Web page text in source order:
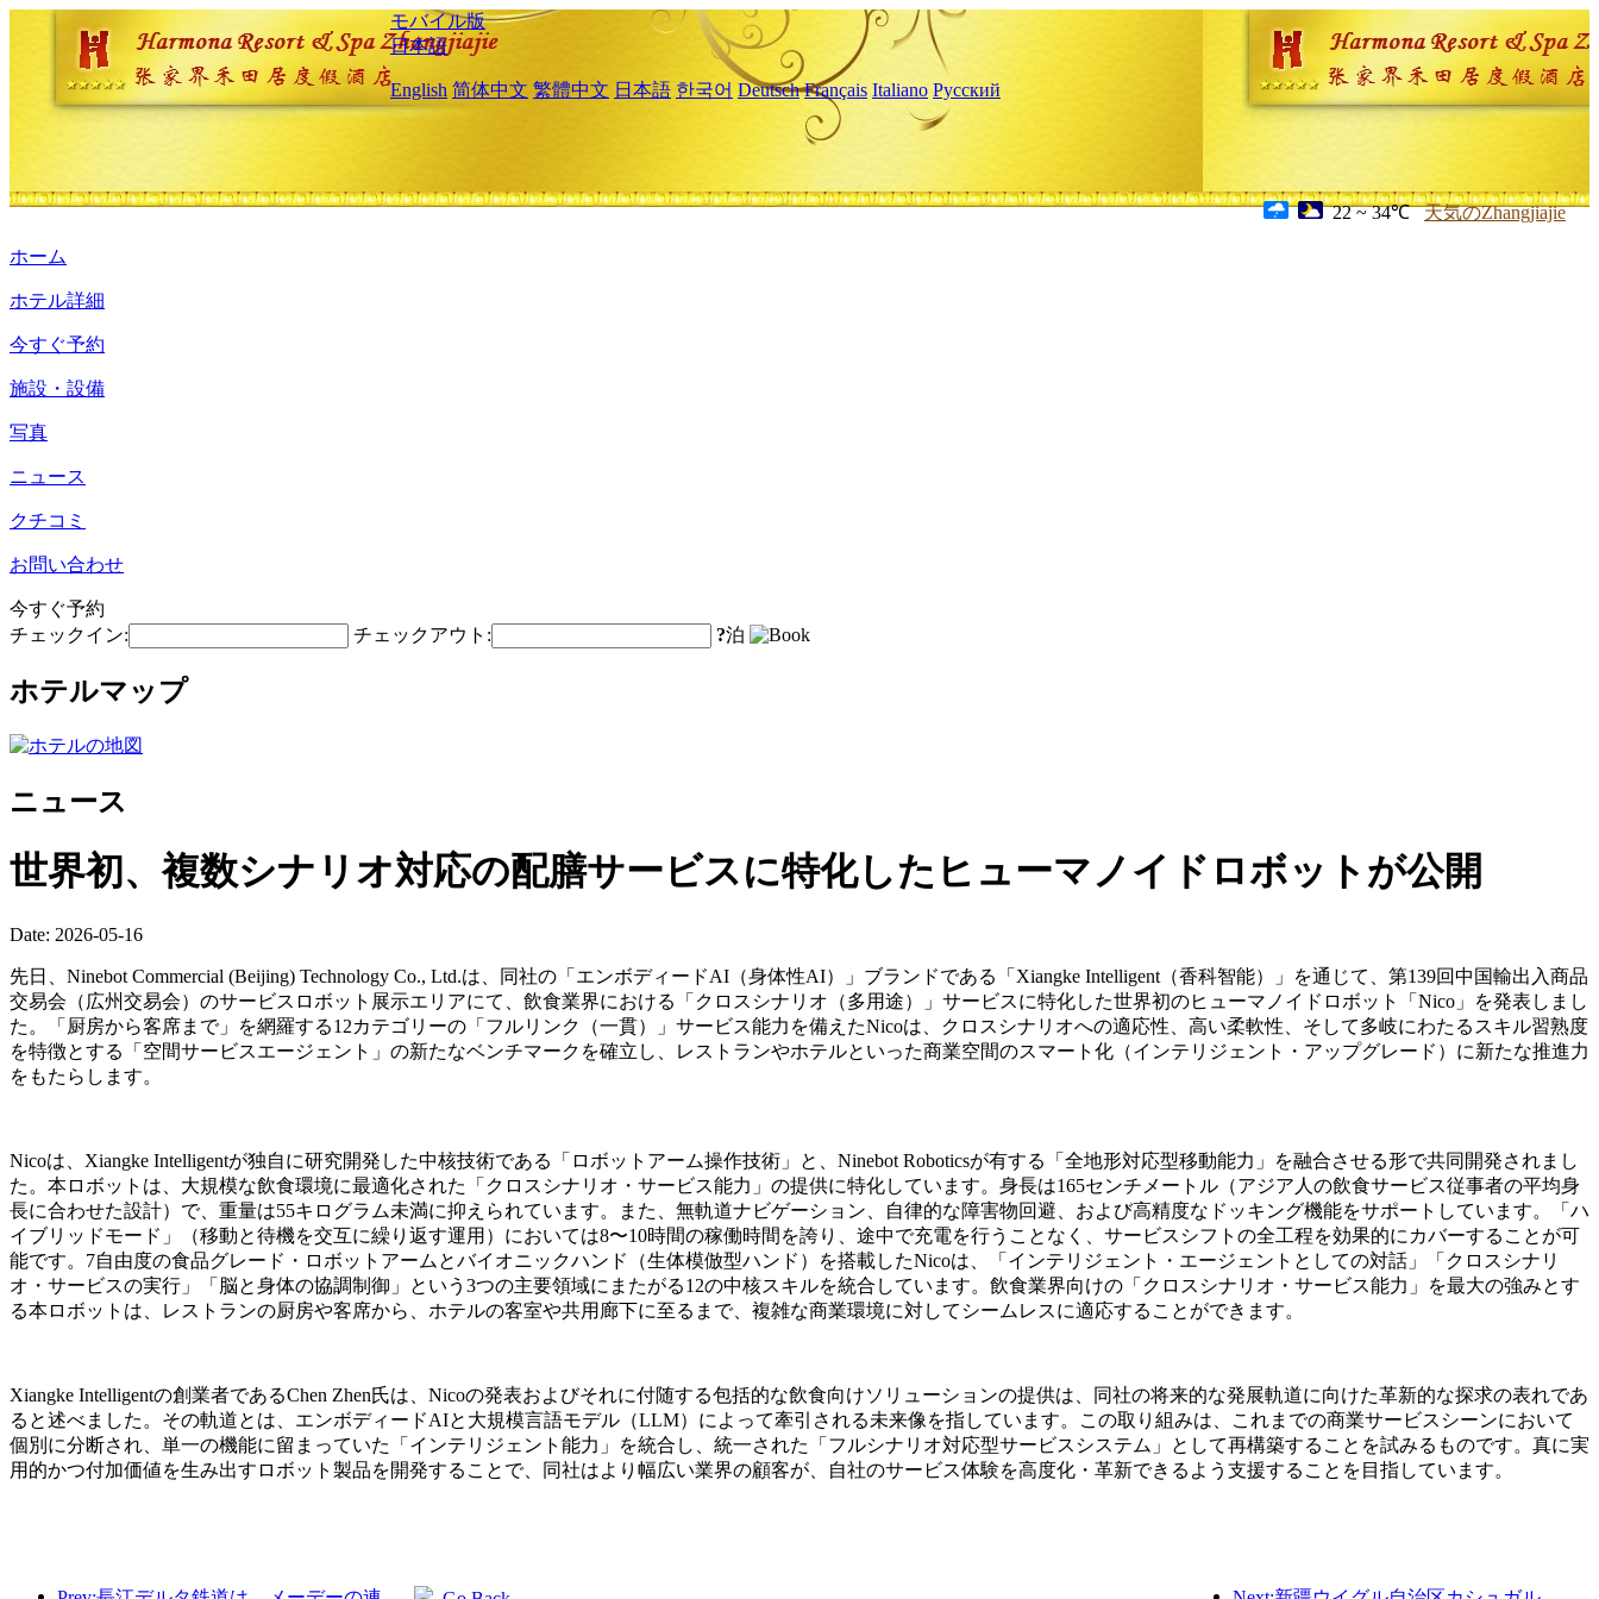
モバイル版
日本語
English 简体中文 繁體中文 日本語 한국어 Deutsch Français Italiano Русский
22 ~ 34℃ 天気のZhangjiajie
ホーム
ホテル詳細
今すぐ予約
施設・設備
写真
ニュース
クチコミ
お問い合わせ
今すぐ予約
チェックイン:
チェックアウト: ?泊
ホテルマップ
ニュース
世界初、複数シナリオ対応の配膳サービスに特化したヒューマノイドロボットが公開
Date: 2026-05-16
先日、Ninebot Commercial (Beijing) Technology Co., Ltd.は、同社の「エンボディードAI（身体性AI）」ブランドである「Xiangke Intelligent（香科智能）」を通じて、第139回中国輸出入商品
交易会（広州交易会）のサービスロボット展示エリアにて、飲食業界における「クロスシナリオ（多用途）」サービスに特化した世界初のヒューマノイドロボット「Nico」を発表しまし
た。「厨房から客席まで」を網羅する12カテゴリーの「フルリンク（一貫）」サービス能力を備えたNicoは、クロスシナリオへの適応性、高い柔軟性、そして多岐にわたるスキル習熟度
を特徴とする「空間サービスエージェント」の新たなベンチマークを確立し、レストランやホテルといった商業空間のスマート化（インテリジェント・アップグレード）に新たな推進力
をもたらします。
Nicoは、Xiangke Intelligentが独自に研究開発した中核技術である「ロボットアーム操作技術」と、Ninebot Roboticsが有する「全地形対応型移動能力」を融合させる形で共同開発されまし
た。本ロボットは、大規模な飲食環境に最適化された「クロスシナリオ・サービス能力」の提供に特化しています。身長は165センチメートル（アジア人の飲食サービス従事者の平均身
長に合わせた設計）で、重量は55キログラム未満に抑えられています。また、無軌道ナビゲーション、自律的な障害物回避、および高精度なドッキング機能をサポートしています。「ハ
イブリッドモード」（移動と待機を交互に繰り返す運用）においては8〜10時間の稼働時間を誇り、途中で充電を行うことなく、サービスシフトの全工程を効果的にカバーすることが可
能です。7自由度の食品グレード・ロボットアームとバイオニックハンド（生体模倣型ハンド）を搭載したNicoは、「インテリジェント・エージェントとしての対話」「クロスシナリ
オ・サービスの実行」「脳と身体の協調制御」という3つの主要領域にまたがる12の中核スキルを統合しています。飲食業界向けの「クロスシナリオ・サービス能力」を最大の強みとす
る本ロボットは、レストランの厨房や客席から、ホテルの客室や共用廊下に至るまで、複雑な商業環境に対してシームレスに適応することができます。
Xiangke Intelligentの創業者であるChen Zhen氏は、Nicoの発表およびそれに付随する包括的な飲食向けソリューションの提供は、同社の将来的な発展軌道に向けた革新的な探求の表れであ
ると述べました。その軌道とは、エンボディードAIと大規模言語モデル（LLM）によって牽引される未来像を指しています。この取り組みは、これまでの商業サービスシーンにおいて
個別に分断され、単一の機能に留まっていた「インテリジェント能力」を統合し、統一された「フルシナリオ対応型サービスシステム」として再構築することを試みるものです。真に実
用的かつ付加価値を生み出すロボット製品を開発することで、同社はより幅広い業界の顧客が、自社のサービス体験を高度化・革新できるよう支援することを目指しています。